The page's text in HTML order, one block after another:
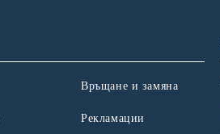
Връщане и замяна
Рекламации